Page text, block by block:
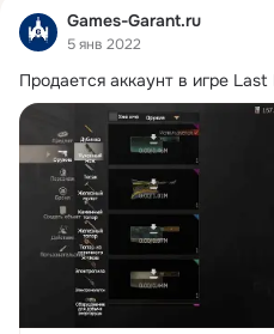
Games-Garant.ru
5 янв 2022
Продается аккаунт в игре